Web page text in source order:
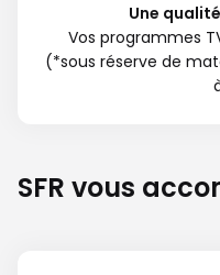
Une
Vos programmes
(*sous réserve de
SFR vous